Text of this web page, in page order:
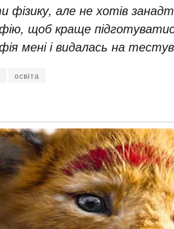
фізику, але не хотів
щоб краще
мені і видалась на
освіта